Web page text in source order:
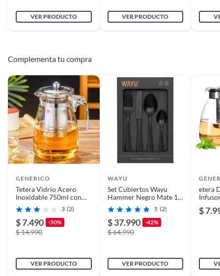
- El despacho es a través de Chilexpress.
Capacidad
VER PRODUCTO VER PRODUCTO
Complementa tu compra
GENERICO
Tetera Vidrio Acero
Inoxidable 750ml con
Infusor
3 (2)
$ 7.490 -50%
$ 14.990
VER PRODUCTO
WAYU
Set Cubiertos Wayu
Hammer Negro Mate 16
Piezas Elegantes 5 (2)
$ 37.990 -42%
$ 64.990
VER PRODUCTO
etera
$